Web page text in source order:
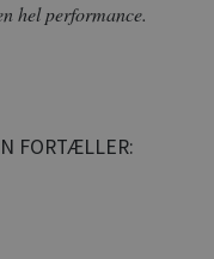
hel performance.
FORTÆLLER: